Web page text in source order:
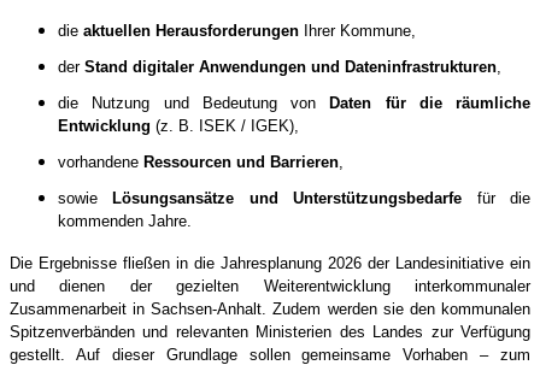
die aktuellen Herausforderungen Ihrer Kommune,
der Stand digitaler Anwendungen und Dateninfrastrukturen
die Nutzung und Bedeutung von
Daten für die räumliche
Entwicklung (z. B. ISEK / IGEK),
vorhandene Ressourcen und Barrieren
sowie
Lösungsansätze und Unterstützungsbedarfe für die
kommenden Jahre.
Die Ergebnisse fließen in die Jahresplanung 2026 der Landesinitiative ein
und dienen der gezielten Weiterentwicklung interkommunaler
Zusammenarbeit in Sachsen-Anhalt. Zudem werden sie den kommunalen
Spitzenverbänden und relevanten Ministerien des Landes zur Verfügung
gestellt. Auf dieser Grundlage sollen gemeinsame Vorhaben – zum